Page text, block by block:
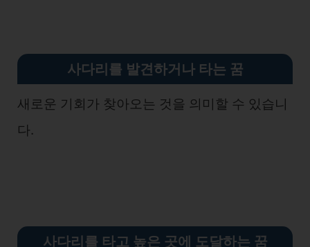
사다리를 발견하거나 타는 꿈
새로운 기회가 찾아오는 것을 의미할 수 있습니
다.
사다리를 타고 높은 곳에 도달하는 꿈